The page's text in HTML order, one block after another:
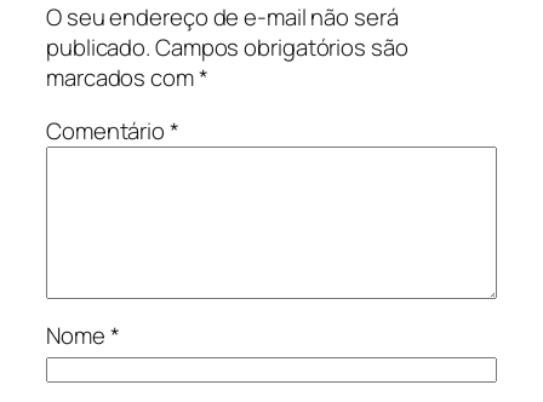
O seu endereço de e-mail não será
publicado.Campos obrigatórios são
marcados com*
Comentário*
Nome*